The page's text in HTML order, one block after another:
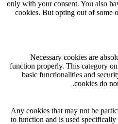
only with your consent. You also
cookies. But opting out of some
Necessary cookies are
function properly. This category
basic functionalities and
cookies do
Any cookies that may not be
to function and is used